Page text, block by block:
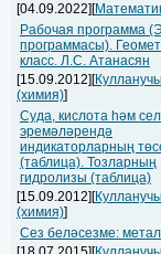
[04.09.2022][
Рабочая программа
программасы).
класс. Л.С. Атанасян
[15.09.2012][
(химия)]
Суда, кислота һәм
эремәләрендә
индикаторларның
(таблица). Тозларның
гидролизы (таблица)
[15.09.2012][
(химия)]
Сез беләсезме: